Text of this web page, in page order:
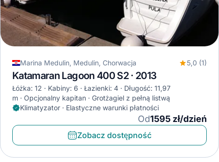
Marina Medulin, Medulin, Chorwacja 5,0 (1)
Katamaran Lagoon 400 S2 · 2013
Łóżka: 12 Kabiny: 6 Łazienki: 4
Długość: 11,97
m
Opcjonalny kapitan
Grotżagiel z pełną listwą
Klimatyzator · Elastyczne warunki płatności
Od1595 zł/dzień
Zobacz dostępność